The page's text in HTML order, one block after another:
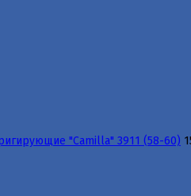
"Camilla" 3911 (58-60)